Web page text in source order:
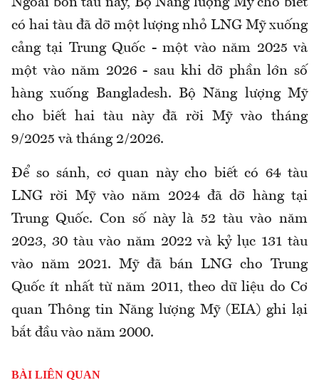
Ngoài bốn tàu này, Bộ Năng lượng Mỹ cho biết
có hai tàu đã dỡ một lượng nhỏ LNG Mỹ xuống
cảng tại Trung Quốc - một vào năm 2025 và
một vào năm 2026 - sau khi dỡ phần lớn số
hàng xuống Bangladesh. Bộ Năng lượng Mỹ
cho biết hai tàu này đã rời Mỹ vào tháng
9/2025 và tháng 2/2026.
Để so sánh, cơ quan này cho biết có 64 tàu
LNG rời Mỹ vào năm 2024 đã dỡ hàng tại
Trung Quốc. Con số này là 52 tàu vào năm
2023, 30 tàu vào năm 2022 và kỷ lục 131 tàu
vào năm 2021. Mỹ đã bán LNG cho Trung
Quốc ít nhất từ năm 2011, theo dữ liệu do Cơ
quan Thông tin Năng lượng Mỹ (EIA) ghi lại
bắt đầu vào năm 2000.
BÀI LIÊN QUAN